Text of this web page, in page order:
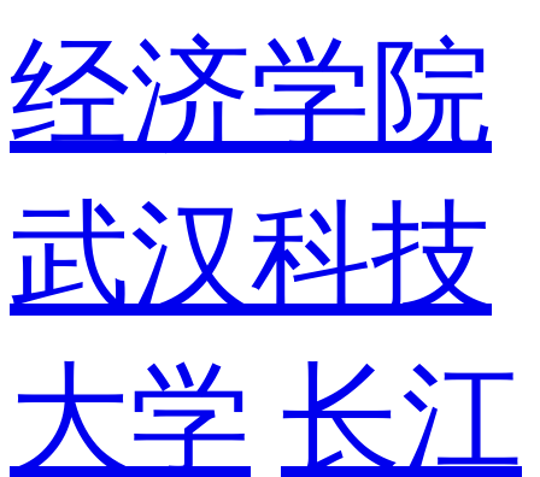
经济学院
武汉科技
大学 长江